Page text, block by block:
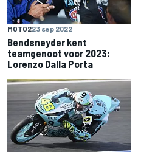
MOTO223 sep 2022
Bendsneyder kent
teamgenoot voor 2023:
Lorenzo Dalla Porta